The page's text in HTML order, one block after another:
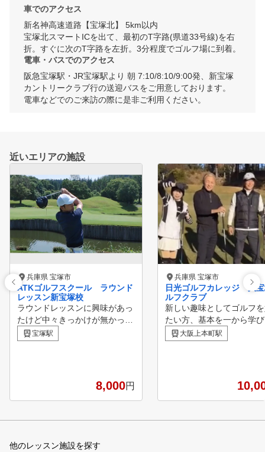
車でのアクセス
新名神高速道路【宝塚北】 5km以内
宝塚北スマートICを出て、最初のT字路(県道33号線)を右
折。すぐに次のT字路を左折。3分程度でゴルフ場に到着。
電車・バスでのアクセス
阪急宝塚駅・JR宝塚駅より 朝 7:10/8:10/9:00発、新宝塚
カントリークラブ行の送迎バスをご用意しております。
電車などでのご来訪の際に是非ご利用ください。
近いエリアの施設
兵庫県 宝塚市
ATKゴルフスクール ラウンド
レッスン新宝塚校
ラウンドレッスンに興味があっ
たけど中々きっかけが無かった
方、 １ラウンドしっかり見て
ほしい方、 ある程度回れるよ
、 技術やラウンド力を向上さ
せたい方、 傾斜地での打ち方
宝塚駅
8,000円
兵庫県 宝塚市
日光ゴルフカレッジ 大
ルフクラブ
新しい趣味としてゴルフ
たい方、基本を一から学
方にとって、当カレッジ
うってつけの場所です。
んでもご質問ください。
大阪上本町駅
他のレッスン施設を探す